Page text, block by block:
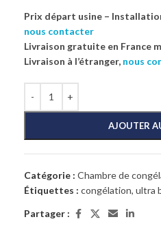
Prix départ usine –
nous contacter
Livraison gratuite en France
Livraison à l’étranger, nous
AJOUTER
Catégorie : Chambre de
Étiquettes : congélation, ultra
Partager :